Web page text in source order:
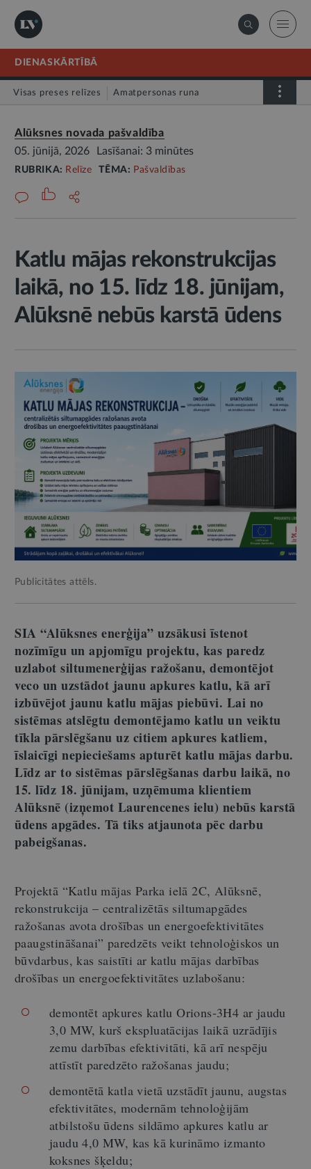
DIENASKĀRTĪBĀ
Visas preses relīzes Amatpersonas runa
Alūksnes novada pašvaldība
05. jūnijā, 2026
Lasīšanai: 3 minūtes
RUBRIKA: Relīze TĒMA: Pašvaldības
Katlu mājas rekonstrukcijas
laikā, no 15. līdz 18. jūnijam,
Alūksnē nebūs karstā ūdens
Publicitātes attēls.
SIA “Alūksnes enerģija” uzsākusi īstenot
nozīmīgu un apjomīgu projektu, kas paredz
uzlabot siltumenerģijas ražošanu, demontējot
veco un uzstādot jaunu apkures katlu, kā arī
izbūvējot jaunu katlu mājas piebūvi. Lai no
sistēmas atslēgtu demontējamo katlu un veiktu
tīkla pārslēgšanu uz citiem apkures katliem,
īslaicīgi nepieciešams apturēt katlu mājas darbu.
Līdz ar to sistēmas pārslēgšanas darbu laikā, no
15. līdz 18. jūnijam, uzņēmuma klientiem
Alūksnē (izņemot Laurencenes ielu) nebūs karstā
ūdens apgādes. Tā tiks atjaunota pēc darbu
pabeigšanas.
Projektā “Katlu mājas Parka ielā 2C, Alūksnē,
rekonstrukcija – centralizētās siltumapgādes
ražošanas avota drošības un energoefektivitātes
paaugstināšanai” paredzēts veikt tehnoloģiskos un
būvdarbus, kas saistīti ar katlu mājas darbības
drošības un energoefektivitātes uzlabošanu:
demontēt apkures katlu Orions-3H4 ar jaudu
3,0 MW, kurš ekspluatācijas laikā uzrādījis
zemu darbības efektivitāti, kā arī nespēju
attīstīt paredzēto ražošanas jaudu;
demontētā katla vietā uzstādīt jaunu, augstas
efektivitātes, modernām tehnoloģijām
atbilstošu ūdens sildāmo apkures katlu ar
jaudu 4,0 MW, kas kā kurināmo izmanto
koksnes šķeldu;